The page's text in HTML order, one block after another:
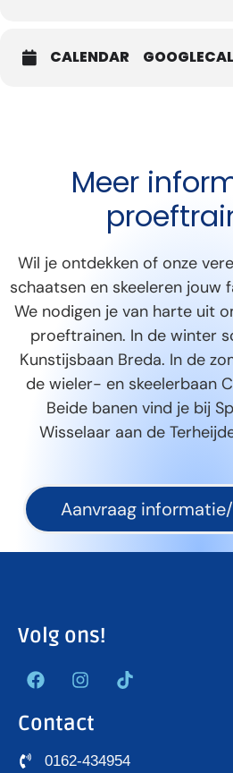
CALENDAR GOOGLECAL
Meer
Wil je ontdekken of onze
schaatsen en skeeleren jouw
We nodigen je van harte uit
proeftrainen. In de winter
Kunstijsbaan Breda. In de
de wieler- en skeelerbaan
Beide banen vind je bij
Wisselaar aan de
Aanvraag
Volg ons!
Contact
0162-434954